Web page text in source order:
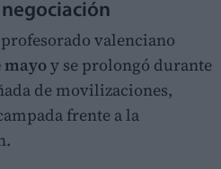
valenciano
mayoy se prolongó durante
de movilizaciones,
frente a la